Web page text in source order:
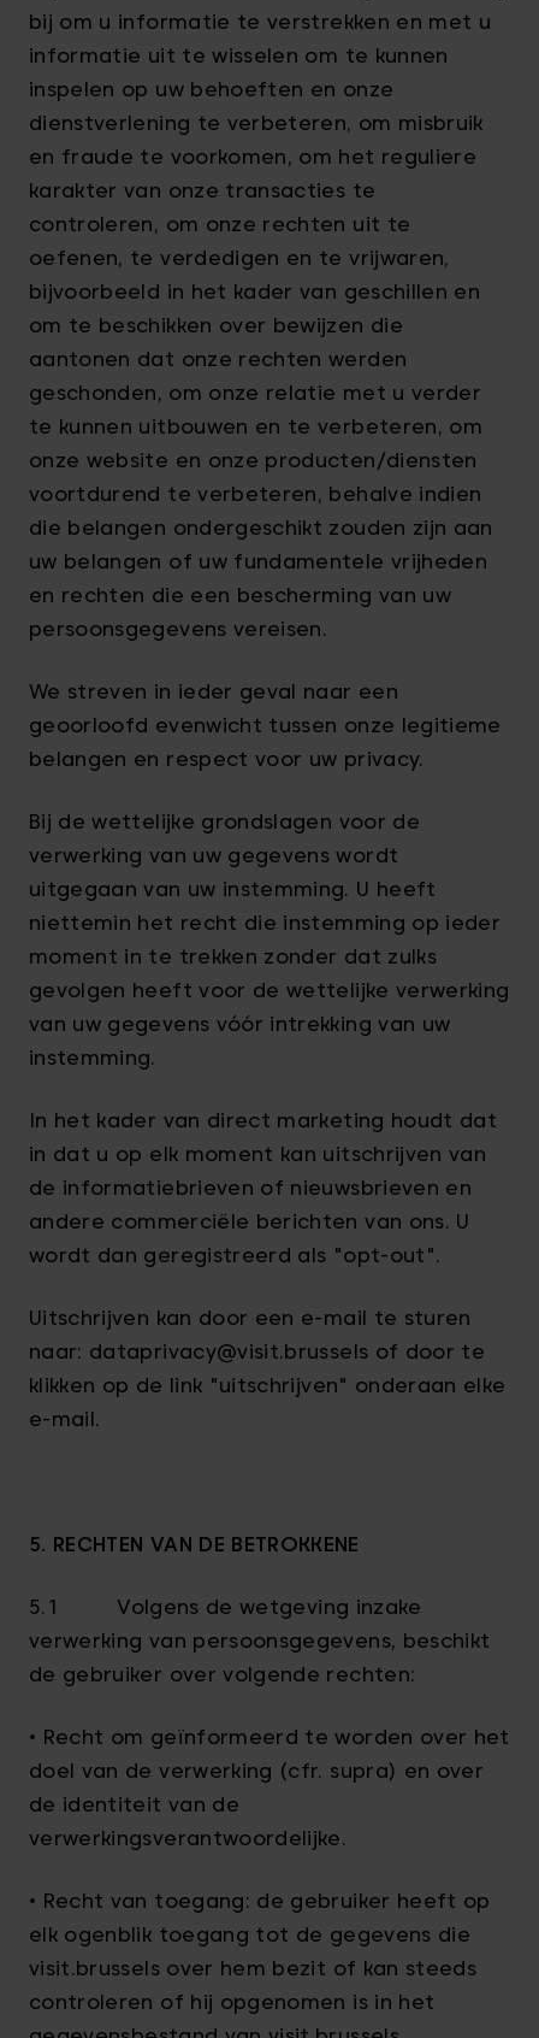
bij om u informatie te verstrekken en met u
informatie uit te wisselen om te kunnen
inspelen op uw behoeften en onze
dienstverlening te verbeteren, om misbruik
en fraude te voorkomen, om het reguliere
karakter van onze transacties te
controleren, om onze rechten uit te
oefenen, te verdedigen en te vrijwaren,
bijvoorbeeld in het kader van geschillen en
om te beschikken over bewijzen die
aantonen dat onze rechten werden
geschonden, om onze relatie met u verder
te kunnen uitbouwen en te verbeteren, om
onze website en onze producten/diensten
voortdurend te verbeteren, behalve indien
die belangen ondergeschikt zouden zijn aan
uw belangen of uw fundamentele vrijheden
en rechten die een bescherming van uw
persoonsgegevens vereisen.
We streven in ieder geval naar een
geoorloofd evenwicht tussen onze legitieme
belangen en respect voor uw privacy.
Bij de wettelijke grondslagen voor de
verwerking van uw gegevens wordt
uitgegaan van uw instemming. U heeft
niettemin het recht die instemming op ieder
moment in te trekken zonder dat zulks
gevolgen heeft voor de wettelijke verwerking
van uw gegevens vóór intrekking van uw
instemming.
In het kader van direct marketing houdt dat
in dat u op elk moment kan uitschrijven van
de informatiebrieven of nieuwsbrieven en
andere commerciële berichten van ons. U
wordt dan geregistreerd als "opt-out".
Uitschrijven kan door een e-mail te sturen
naar: dataprivacy@visit.brussels of door te
klikken op de link "uitschrijven" onderaan elke
e-mail.
5. RECHTEN VAN DE BETROKKENE
5.1 Volgens de wetgeving inzake
verwerking van persoonsgegevens, beschikt
de gebruiker over volgende rechten:
• Recht om geïnformeerd te worden over het
doel van de verwerking (cfr. supra) en over
de identiteit van de
verwerkingsverantwoordelijke.
• Recht van toegang: de gebruiker heeft op
elk ogenblik toegang tot de gegevens die
visit.brussels over hem bezit of kan steeds
controleren of hij opgenomen is in het